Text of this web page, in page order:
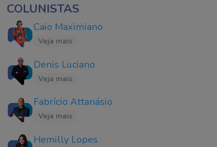
COLUNISTAS
Caio Maximiano
Veja mais
Denis Luciano
Veja mais
Fabrício Attanásio
Veja mais
Hemilly Lopes